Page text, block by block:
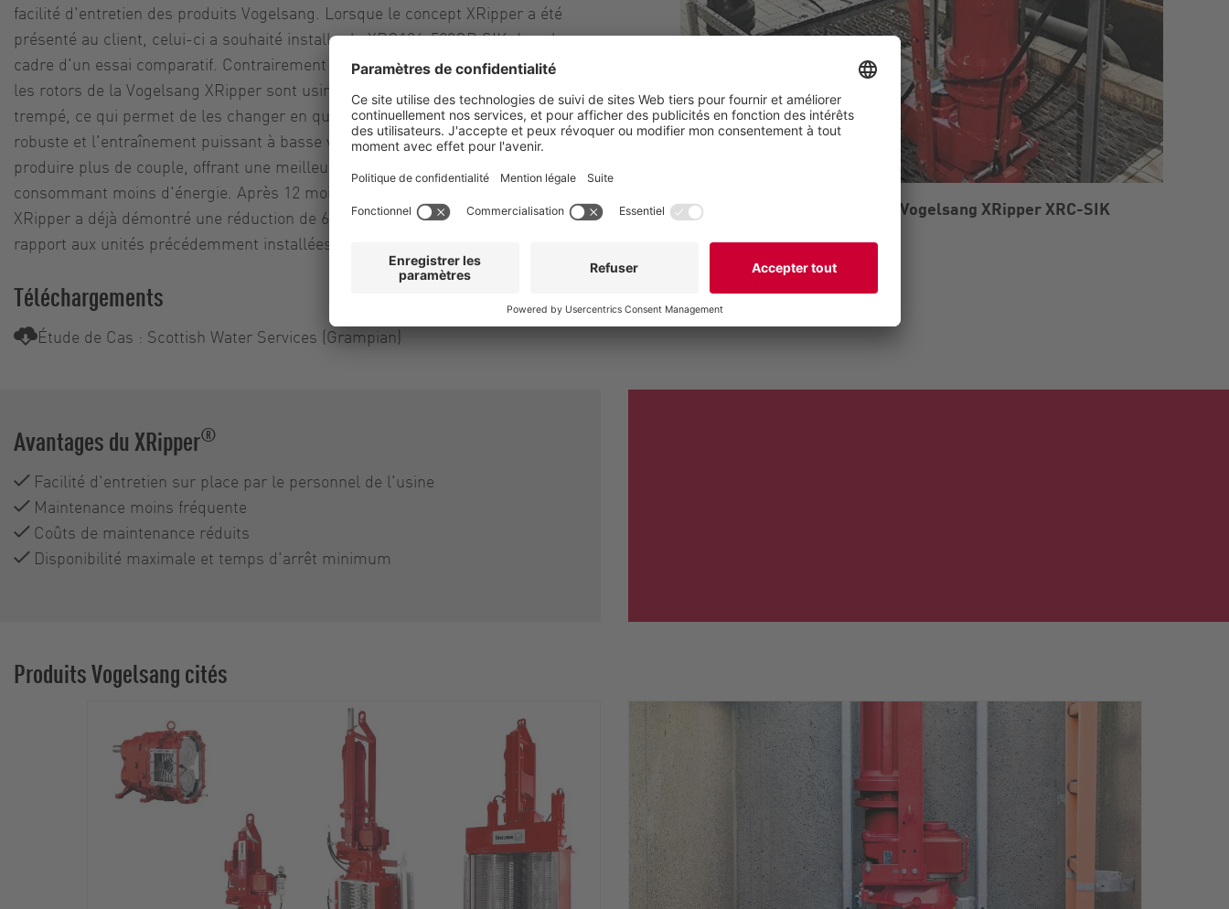
facilité d'entretien des produits Vogelsang. Lorsque le concept XRipper a été
présenté au client, celui-ci a souhaité installer le XRC186-520QD SIK dans le
cadre d'un essai comparatif. Contrairement aux autres meuleuses à deux arbres,
les rotors de la Vogelsang XRipper sont usinés dans un bloc monolithique d'acier
trempé, ce qui permet de les changer en quelques minutes. La conception
robuste et l'entraînement puissant à basse vitesse permettent à l'unité de
produire plus de couple, offrant une meilleure performance de coupe tout en
consommant moins d'énergie. Après 12 mois de fonctionnement, le Vogelsang
XRipper a déjà démontré une réduction de 60 % des coûts de maintenance par
rapport aux unités précédemment installées.
Téléchargements
Étude de Cas : Scottish Water Services (Grampian)
Broyeur d'eaux usées Vogelsang XRipper XRC-SIK
Avantages du XRipper®
Facilité d'entretien sur place par le personnel de l'usine
Maintenance moins fréquente
Coûts de maintenance réduits
Disponibilité maximale et temps d'arrêt minimum
Produits Vogelsang cités